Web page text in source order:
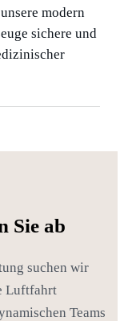
modern
sichere und
Sie ab
suchen wir
Luftfahrt
Teams